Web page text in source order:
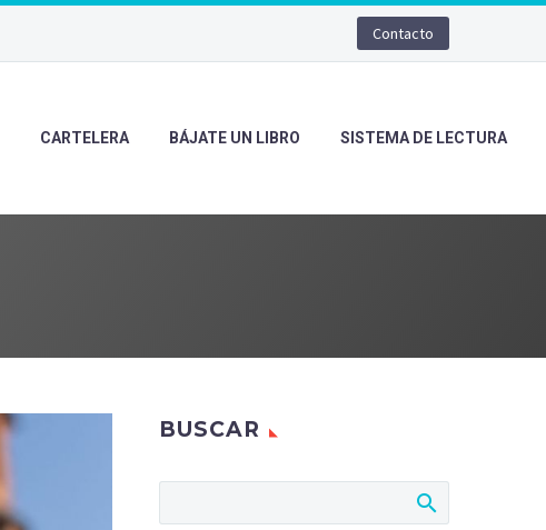
Contacto
CARTELERA BÁJATE UN LIBRO SISTEMA DE LECTURA
BUSCAR